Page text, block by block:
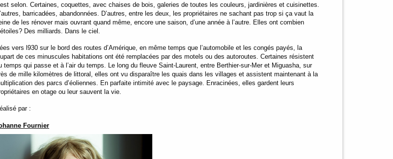
selon. Certaines, coquettes, avec chaises de bois, galeries de toutes les couleurs, jardinières et cuisinettes.
barricadées, abandonnées. D’autres, entre les deux, les propriétaires ne sachant pas trop si ça vaut la
de les rénover mais ouvrant quand même, encore une saison, d’une année à l’autre. Elles ont combien
Des milliards. Dans le ciel.
vers l930 sur le bord des routes d’Amérique, en même temps que l’automobile et les congés payés, la
de ces minuscules habitations ont été remplacées par des motels ou des autoroutes. Certaines résistent
temps qui passe et à l’air du temps. Le long du fleuve Saint-Laurent, entre Berthier-sur-Mer et Miguasha, sur
de mille kilomètres de littoral, elles ont vu disparaître les quais dans les villages et assistent maintenant à la
des parcs d’éoliennes. En parfaite intimité avec le paysage. Enracinées, elles gardent leurs
en otage ou leur sauvent la vie.
par :
Fournier